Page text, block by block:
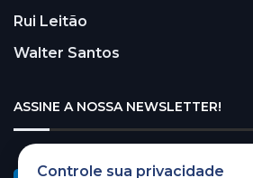
Rui Leitão
Walter Santos
ASSINE A NOSSA NEWSLETTER!
Controle sua privacidade